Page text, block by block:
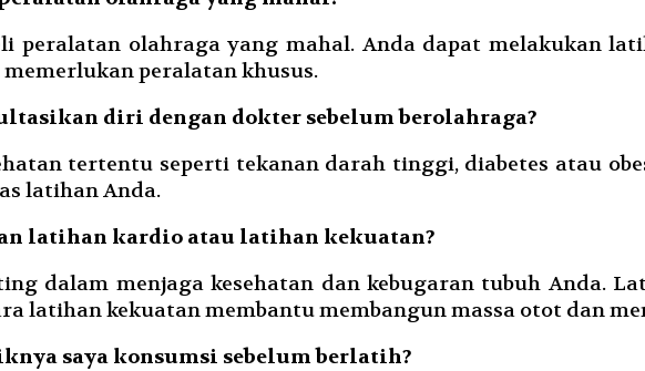
peralatan olahraga yang mahal. Anda dapat melakukan
peralatan khusus.
diri dengan dokter sebelum berolahraga?
tertentu seperti tekanan darah tinggi, diabetes atau
latihan Anda.
latihan kardio atau latihan kekuatan?
dalam menjaga kesehatan dan kebugaran tubuh Anda.
latihan kekuatan membantu membangun massa otot dan
saya konsumsi sebelum berlatih?